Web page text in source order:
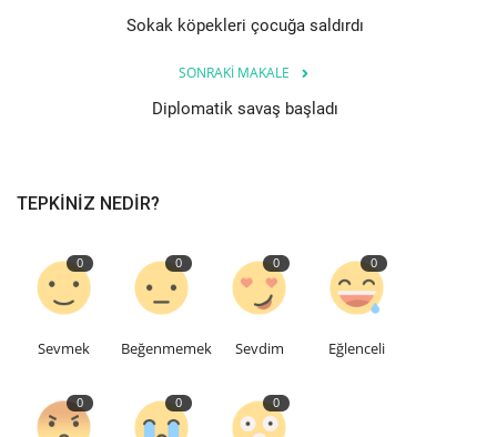
Etkinlik
Teknoloji
Hakkımızda
Sokak köpekleri çocuğa saldırdı
SONRAKI MAKALE
Diplomatik savaş başladı
TEPKINIZ NEDIR?
0
Sevmek
0
Beğenmemek
0
Sevdim
0
Eğlenceli
0 0 0